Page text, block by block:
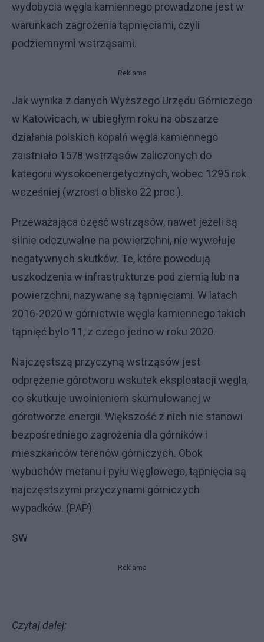
wydobycia węgla kamiennego prowadzone jest w
warunkach zagrożenia tąpnięciami, czyli
podziemnymi wstrząsami.
Reklama
Jak wynika z danych Wyższego Urzędu Górniczego
w Katowicach, w ubiegłym roku na obszarze
działania polskich kopalń węgla kamiennego
zaistniało 1578 wstrząsów zaliczonych do
kategorii wysokoenergetycznych, wobec 1295 rok
wcześniej (wzrost o blisko 22 proc.).
Przeważająca część wstrząsów, nawet jeżeli są
silnie odczuwalne na powierzchni, nie wywołuje
negatywnych skutków. Te, które powodują
uszkodzenia w infrastrukturze pod ziemią lub na
powierzchni, nazywane są tąpnięciami. W latach
2016-2020 w górnictwie węgla kamiennego takich
tąpnięć było 11, z czego jedno w roku 2020.
Najczęstszą przyczyną wstrząsów jest
odprężenie górotworu wskutek eksploatacji węgla,
co skutkuje uwolnieniem skumulowanej w
górotworze energii. Większość z nich nie stanowi
bezpośredniego zagrożenia dla górników i
mieszkańców terenów górniczych. Obok
wybuchów metanu i pyłu węglowego, tąpnięcia są
najczęstszymi przyczynami górniczych
wypadków. (PAP)
SW
Reklama
Czytaj dalej: